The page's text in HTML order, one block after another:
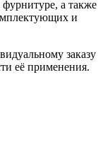
фурнитуре, а также
и
заказу
её применения.